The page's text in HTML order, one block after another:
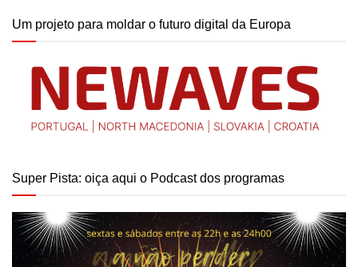
Um projeto para moldar o futuro digital da Europa
Super Pista: oiça aqui o Podcast dos programas